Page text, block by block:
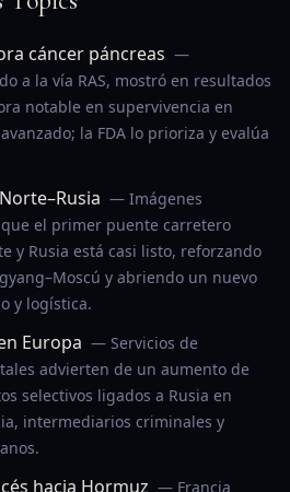
cáncer páncreas —
a la vía RAS, mostró en resultados
notable en supervivencia en
la FDA lo prioriza y evalúa
— Imágenes
el primer puente carretero
y Rusia está casi listo, reforzando
y abriendo un nuevo
y logística.
Europa — Servicios de
advierten de un aumento de
selectivos ligados a Rusia en
intermediarios criminales y
hacia Hormuz — Francia